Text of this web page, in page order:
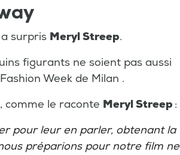
surpris Meryl Streep.
figurants ne soient pas aussi
Week de Milan .
comme le raconte Meryl Streep :
pour leur en parler, obtenant la
préparions pour notre film ne